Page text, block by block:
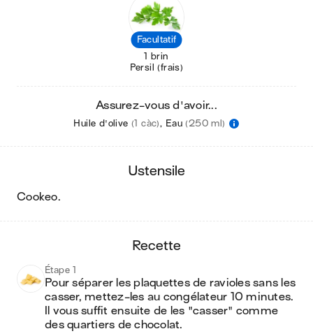
Facultatif
1 brin
Persil (frais)
Assurez-vous d'avoir...
Huile d'olive (1 càc), Eau (250 ml)
ustensile
cookeo.
recette
Étape 1
Pour séparer les plaquettes de ravioles sans les
casser, mettez-les au congélateur 10 minutes.
Il vous suffit ensuite de les "casser" comme
des quartiers de chocolat.